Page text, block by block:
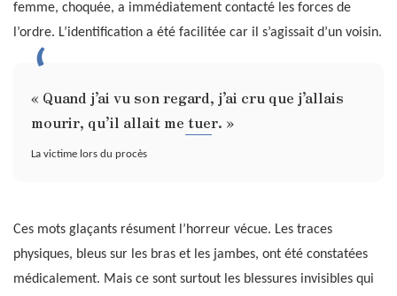
femme, choquée, a immédiatement contacté les forces de
l’ordre. L’identification a été facilitée car il s’agissait d’un voisin.
« Quand j’ai vu son regard, j’ai cru que j’allais
mourir, qu’il allait me tuer. »
La victime lors du procès
Ces mots glaçants résument l’horreur vécue. Les traces
physiques, bleus sur les bras et les jambes, ont été constatées
médicalement. Mais ce sont surtout les blessures invisibles qui